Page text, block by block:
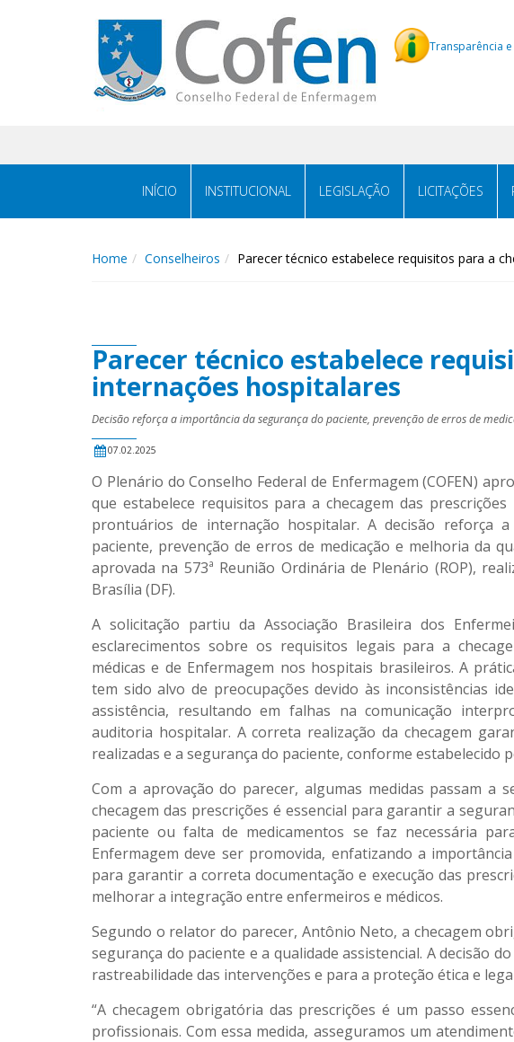
Transparência
INÍCIO INSTITUCIONAL LEGISLAÇÃO LICITAÇÕES
Home Conselheiros Parecer técnico estabelece requisitos para a
Parecer técnico estabelece
internações hospitalares
Decisão reforça a importância da segurança do paciente, prevenção de erros de
07.02.2025
O Plenário do Conselho Federal de Enfermagem (COFEN)
que estabelece requisitos para a checagem das
prontuários de internação hospitalar. A decisão reforça
paciente, prevenção de erros de medicação e melhoria da
aprovada na 573ª Reunião Ordinária de Plenário (ROP),
Brasília (DF).
A solicitação partiu da Associação Brasileira dos
esclarecimentos sobre os requisitos legais para a
médicas e de Enfermagem nos hospitais brasileiros. A
tem sido alvo de preocupações devido às inconsistências
assistência, resultando em falhas na comunicação
auditoria hospitalar. A correta realização da checagem
realizadas e a segurança do paciente, conforme estabelecido
Com a aprovação do parecer, algumas medidas passam a
checagem das prescrições é essencial para garantir a
paciente ou falta de medicamentos se faz necessária
Enfermagem deve ser promovida, enfatizando a
para garantir a correta documentação e execução das
melhorar a integração entre enfermeiros e médicos.
Segundo o relator do parecer, Antônio Neto, a checagem
segurança do paciente e a qualidade assistencial. A decisão
rastreabilidade das intervenções e para a proteção ética e
“A checagem obrigatória das prescrições é um passo
profissionais. Com essa medida, asseguramos um